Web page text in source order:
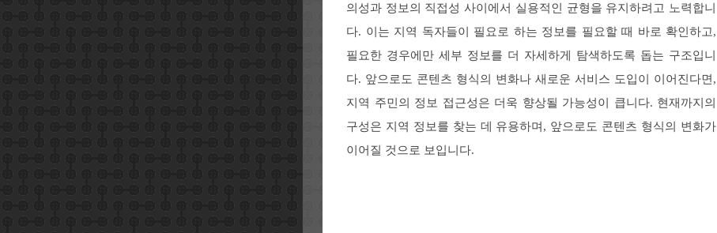
의성과 정보의 직접성 사이에서 실용적인 균형을 유지하려고 노력합니
다. 이는 지역 독자들이 필요로 하는 정보를 필요할 때 바로 확인하고,
필요한 경우에만 세부 정보를 더 자세하게 탐색하도록 돕는 구조입니
다. 앞으로도 콘텐츠 형식의 변화나 새로운 서비스 도입이 이어진다면,
지역 주민의 정보 접근성은 더욱 향상될 가능성이 큽니다. 현재까지의
구성은 지역 정보를 찾는 데 유용하며, 앞으로도 콘텐츠 형식의 변화가
이어질 것으로 보입니다.